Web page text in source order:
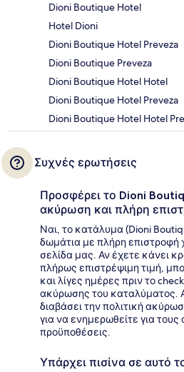
Dioni Boutique Hotel
Hotel Dioni
Dioni Boutique Hotel Preveza
Dioni Boutique Preveza
Dioni Boutique Hotel Hotel
Dioni Boutique Hotel Preveza
Dioni Boutique Hotel Hotel
Συχνές ερωτήσεις
Προσφέρει το Dioni
ακύρωση και πλήρη
Ναι, το κατάλυμα (Dioni
δωμάτια με πλήρη επιστροφή
σελίδα μας. Αν έχετε κάνει
πλήρως επιστρέψιμη τιμή,
και λίγες ημέρες πριν το
ακύρωσης του καταλύματος.
διαβάσει την πολιτική
για να ενημερωθείτε για τους
προϋποθέσεις.
Υπάρχει πισίνα σε αυτό